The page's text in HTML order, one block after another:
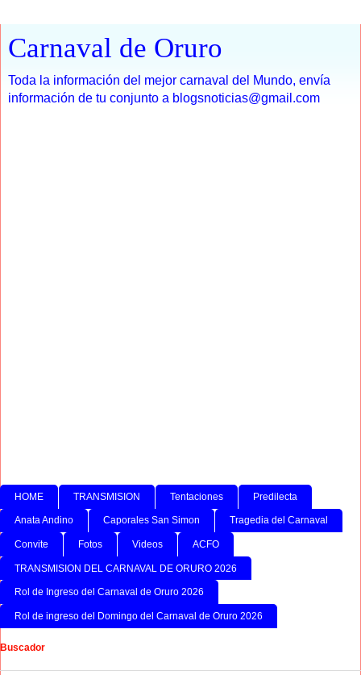
Carnaval de Oruro
Toda la información del mejor carnaval del Mundo, envía
información de tu conjunto a blogsnoticias@gmail.com
HOME TRANSMISION Tentaciones Predilecta
Anata Andino Caporales San Simon Tragedia del Carnaval
Convite Fotos Videos ACFO
TRANSMISION DEL CARNAVAL DE ORURO 2026
Rol de Ingreso del Carnaval de Oruro 2026
Rol de ingreso del Domingo del Carnaval de Oruro 2026
Buscador